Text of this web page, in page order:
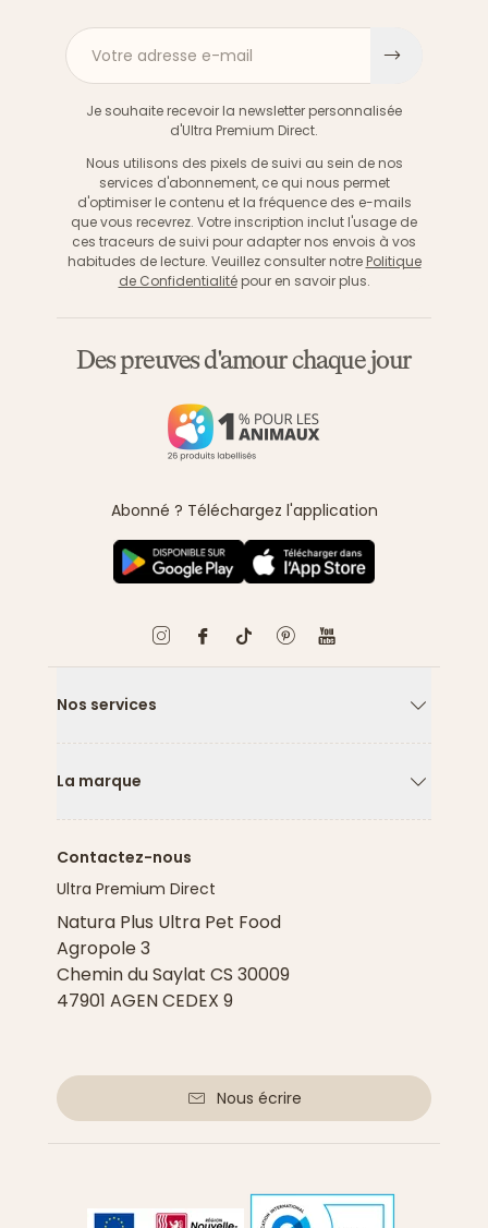
Votre adresse e-mail
Je souhaite recevoir la newsletter personnalisée
d'Ultra Premium Direct.
Nous utilisons des pixels de suivi au sein de nos
services d'abonnement, ce qui nous permet
d'optimiser le contenu et la fréquence des e-mails
que vous recevrez. Votre inscription inclut l'usage de
ces traceurs de suivi pour adapter nos envois à vos
habitudes de lecture. Veuillez consulter notre Politique
de Confidentialitépour en savoir plus.
Des preuves d'amour chaque jour
Abonné ? Téléchargez l'application
Nos services
La marque
Contactez-nous
Ultra Premium Direct
Natura Plus Ultra Pet Food
Agropole 3
Chemin du Saylat CS 30009
47901 AGEN CEDEX 9
Nous écrire